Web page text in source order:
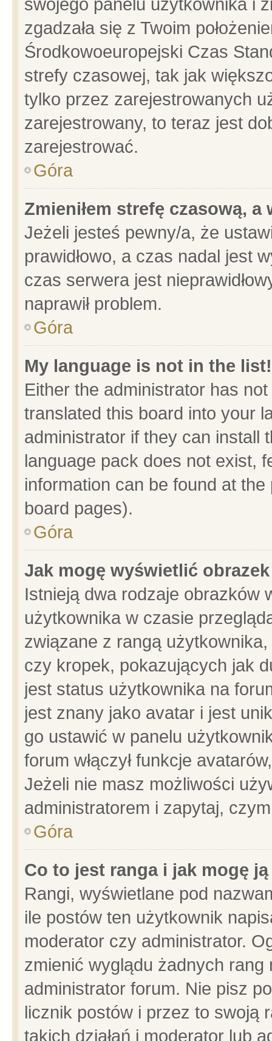
zgadzała się z Twoim
Środkowoeuropejski Czas
strefy czasowej, tak jak
tylko przez zarejestrowanych
zarejestrowany, to teraz jest
zarejestrować.
Góra
Zmieniłem strefę czasową,
Jeżeli jesteś pewny/a, że
prawidłowo, a czas nadal jest
czas serwera jest
naprawił problem.
Góra
My language is not in the list!
Either the administrator has
translated this board into your
administrator if they can install
language pack does not exist,
information can be found at
board pages).
Góra
Jak mogę wyświetlić
Istnieją dwa rodzaje obrazków
użytkownika w czasie
związane z rangą
czy kropek, pokazujących jak
jest status użytkownika na
jest znany jako avatar i jest
go ustawić w panelu
forum włączył funkcje
Jeżeli nie masz możliwości
administratorem i zapytaj,
Góra
Co to jest ranga i jak mogę
Rangi, wyświetlane pod
ile postów ten użytkownik
moderator czy administrator.
zmienić wyglądu żadnych
administrator forum. Nie pisz
licznik postów i przez to swoją
takich działań i moderator lub